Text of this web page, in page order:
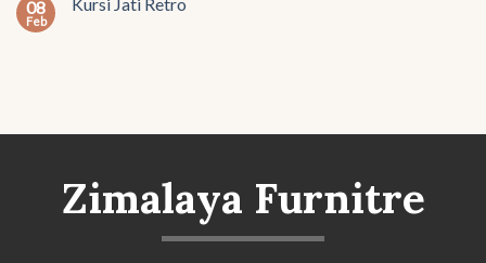
08
Feb
Kursi Jati Retro
Zimalaya Furnitre